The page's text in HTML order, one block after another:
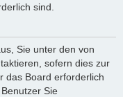
sind.
Sie unter den von
sofern dies zur
das Board erforderlich
Sie